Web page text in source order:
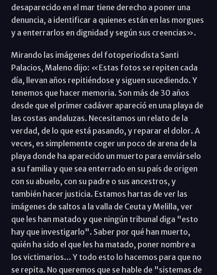
desaparecido en el mar tiene derecho a poner una
denuncia, a identificar a quienes están en las morgues
y a enterrarlos en dignidad y según sus creencias».
Mirando las imágenes del fotoperiodista Santi
Palacios, Maleno dijo: «Estas fotos se repiten cada
día, llevan años repitiéndose y siguen sucediendo. Y
tenemos que hacer memoria. Son más de 30 años
desde que el primer cadáver apareció en una playa de
las costas andaluzas. Necesitamos un relato de la
verdad, de lo que está pasando, y reparar el dolor. A
veces, es simplemente coger un poco de arena de la
playa donde ha aparecido un muerto para enviárselo
a su familia y que sea enterrado en su país de origen
con su abuelo, con su padre o sus ancestros, y
también hacer justicia. Estamos hartas de ver las
imágenes de saltos a la valla de Ceuta y Melilla, ver
que les han matado y que ningún tribunal diga "esto
hay que investigarlo". Saber por qué han muerto,
quién ha sido el que les ha matado, poner nombre a
los victimarios... Y todo esto lo hacemos para que no
se repita. No queremos que se hable de "sistemas de